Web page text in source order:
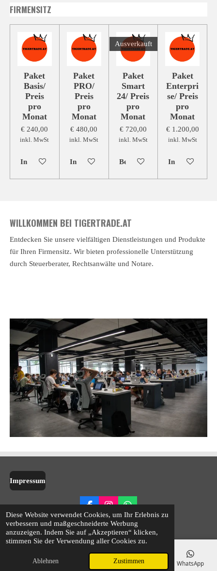
Diese Website verwendet Cookies, um Ihr Erlebnis zu
verbessern und maßgeschneiderte Werbung
anzuzeigen. Indem Sie auf „Akzeptieren“ klicken,
stimmen Sie der Verwendung aller Cookies zu.
Ablehnen Zustimmen
FIRMENSITZ
Paket
Basis/
Preis
pro
Monat
€ 240,00
inkl. MwSt
In den Warenkorb
Paket
PRO/
Preis
pro
Monat
€ 480,00
inkl. MwSt
In den Warenkorb
Ausverkauft
Paket
Smart
24/ Preis
pro
Monat
€ 720,00
inkl. MwSt
Bei Verfügbarkeit
Paket
Enterpri
se/ Preis
pro
Monat
€ 1.200,00
inkl. MwSt
In den
WILLKOMMEN BEI TIGERTRADE.AT
Entdecken Sie unsere vielfältigen Dienstleistungen und Produkte
für Ihren Firmensitz. Wir bieten professionelle Unterstützung
durch Steuerberater, Rechtsanwälte und Notare.
Impressum
a
c
e
b
o
n
s
t
a
g
h
a
t
s
A
p
© 2024 - 2026 Tigertrade.at
E-Mail Telefon Karte Facebook WhatsApp